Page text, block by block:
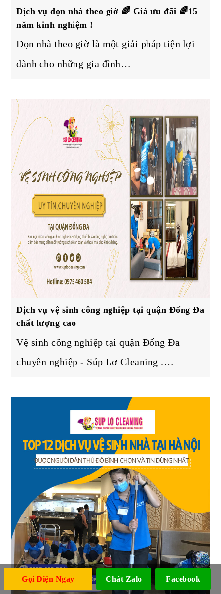
Dịch vụ dọn nhà theo giờ 🌈 Giá ưu đãi 🌈15
năm kinh nghiệm !
Dọn nhà theo giờ là một giải pháp tiện lợi
dành cho những gia đình…
Dịch vụ vệ sinh công nghiệp tại quận Đống Đa
chất lượng cao
Vệ sinh công nghiệp tại quận Đống Đa
chuyên nghiệp - Súp Lơ Cleaning .…
Gọi Điện Ngay Chát Zalo Facebook